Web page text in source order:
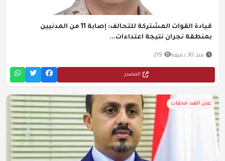
قيادة القوات المشتركة للتحالف: إصابة 11 من المدنيين
بمنطقة نجران نتيجة اعتداءات...
منذ 30 دقيقة 219
المصدر
عدن الغد- محليات